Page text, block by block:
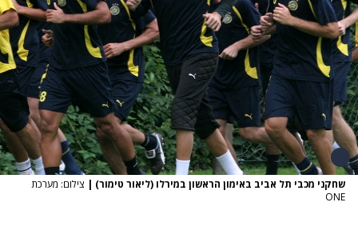
שחקני מכבי תל אביב באימון הראשון במירלו (ליאור טימור) | צילום: מערכת
ONE